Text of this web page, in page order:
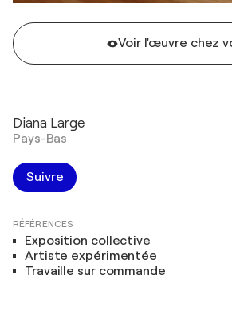
Voir l'œuvre chez
Diana Large
Pays-Bas
Suivre
RÉFÉRENCES
Exposition collective
Artiste expérimentée
Travaille sur commande